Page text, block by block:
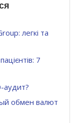
легкі та
7
аудит?
обмен валют